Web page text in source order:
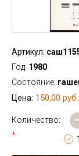
Артикул:
Год: 1980
Состояние:
Цена: 150,00 руб.
Количество:
*